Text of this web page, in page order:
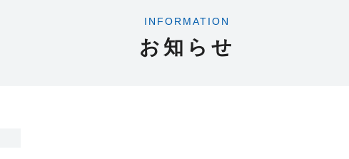
INFORMATION
お知らせ